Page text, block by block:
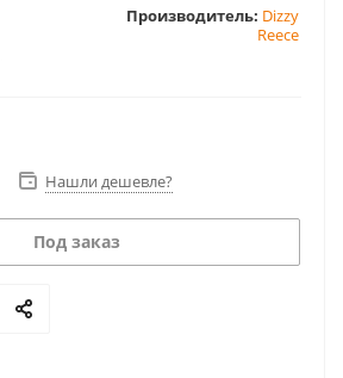
Производитель: Dizzy
Reece
Нашли дешевле?
Под заказ